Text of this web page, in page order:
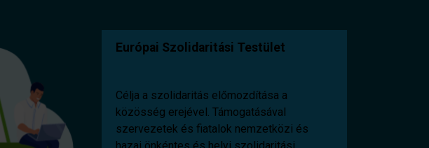
Európai Szolidaritási Testület
Célja a szolidaritás előmozdítása a
közösség erejével. Támogatásával
szervezetek és fiatalok nemzetközi és